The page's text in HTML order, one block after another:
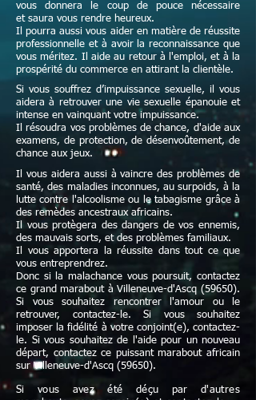
vous donnera le coup de pouce nécessaire
et saura vous rendre heureux.
Il pourra aussi vous aider en matière de réussite
professionnelle et à avoir la reconnaissance que
vous méritez. Il aide au retour à l'emploi, et à la
prospérité du commerce en attirant la clientèle.
Si vous souffrez d’impuissance sexuelle, il vous
aidera à retrouver une vie sexuelle épanouie et
intense en vainquant votre impuissance.
Il résoudra vos problèmes de chance, d'aide aux
examens, de protection, de désenvoûtement, de
chance aux jeux.
Il vous aidera aussi à vaincre des problèmes de
santé, des maladies inconnues, au surpoids, à la
lutte contre l'alcoolisme ou le tabagisme grâce à
des remèdes ancestraux africains.
Il vous protègera des dangers de vos ennemis,
des mauvais sorts, et des problèmes familiaux.
Il vous apportera la réussite dans tout ce que
vous entreprendrez.
Donc si la malachance vous poursuit, contactez
ce grand marabout à Villeneuve-d'Ascq (59650).
Si vous souhaitez rencontrer l'amour ou le
retrouver, contactez-le. Si vous souhaitez
imposer la fidélité à votre conjoint(e), contactez-
le. Si vous souhaitez de l'aide pour un nouveau
départ, contactez ce puissant marabout africain
sur Villeneuve-d'Ascq (59650).
Si vous avez été déçu par d'autres